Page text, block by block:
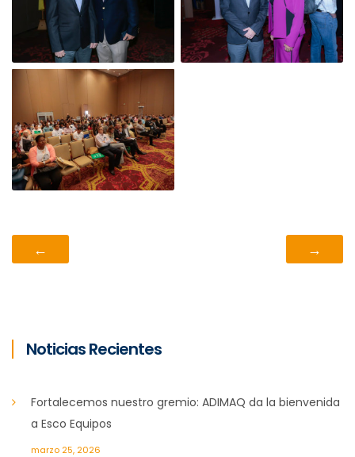
← →
Noticias Recientes
Fortalecemos nuestro gremio: ADIMAQ da la bienvenida
a Esco Equipos
marzo 25, 2026